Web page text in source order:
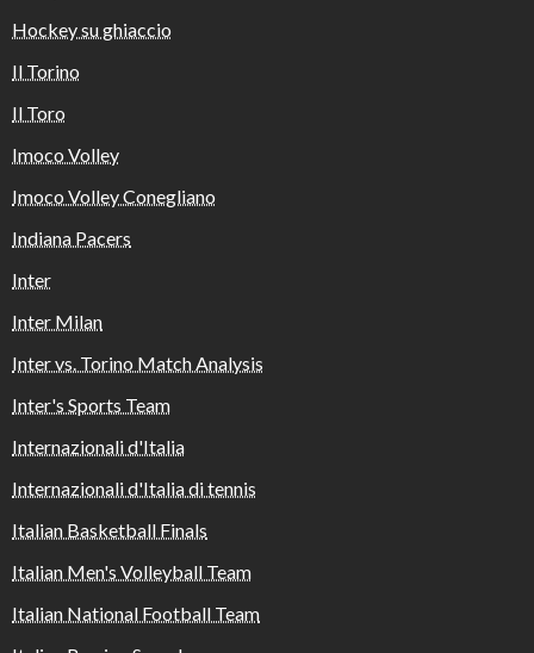
Hockey su ghiaccio
Il Torino
Il Toro
Imoco Volley
Imoco Volley Conegliano
Indiana Pacers
Inter
Inter Milan
Inter vs. Torino Match Analysis
Inter's Sports Team
Internazionali d'Italia
Internazionali d'Italia di tennis
Italian Basketball Finals
Italian Men's Volleyball Team
Italian National Football Team